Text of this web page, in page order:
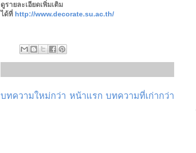
ดูรายละเอียดเพิ่มเติม
ได้ที่ http://www.decorate.su.ac.th/
บทความใหม่กว่า บทความที่เก่ากว่า
หน้าแรก